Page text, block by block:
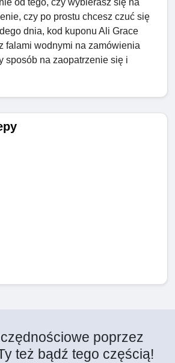
od tego, czy wybierasz się na
czy po prostu chcesz czuć się
dnia, kod kuponu Ali Grace
falami wodnymi na zamówienia
sposób na zaopatrzenie się i
poprzez
też bądź tego częścią!